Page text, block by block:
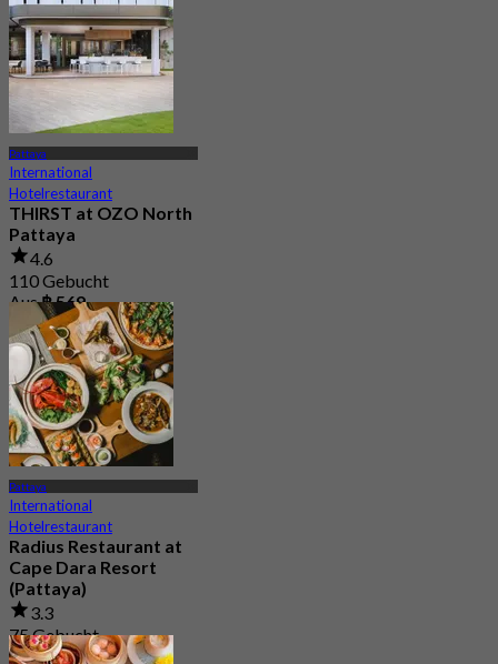
1.2K Gebucht
Aus฿ 350
Pattaya
International
Hotelrestaurant
THIRST at OZO North
Pattaya
4.6
110 Gebucht
Aus฿ 569
Pattaya
International
Hotelrestaurant
Radius Restaurant at
Cape Dara Resort
(Pattaya)
3.3
75 Gebucht
Aus฿ 397.25